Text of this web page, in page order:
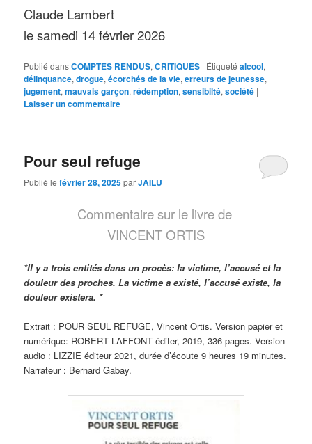
Claude Lambert
le samedi 14 février 2026
Publié dansCOMPTES RENDUS,CRITIQUES | Étiqueté alcool,
délinquance,drogue,écorchés de la vie,erreurs de jeunesse,
jugement,mauvais garçon,rédemption,sensibilté,société |
Laisser un commentaire
Pour seul refuge
Publié lefévrier 28, 2025parJAILU
Commentaire sur le livre de
VINCENT ORTIS
*Il y a trois entités dans un procès: la victime, l’accusé et la
douleur des proches. La victime a existé, l’accusé existe, la
douleur existera. *
Extrait : POUR SEUL REFUGE, Vincent Ortis. Version papier et
numérique: ROBERT LAFFONT éditer, 2019, 336 pages. Version
audio : LIZZIE éditeur 2021, durée d’écoute 9 heures 19 minutes.
Narrateur : Bernard Gabay.